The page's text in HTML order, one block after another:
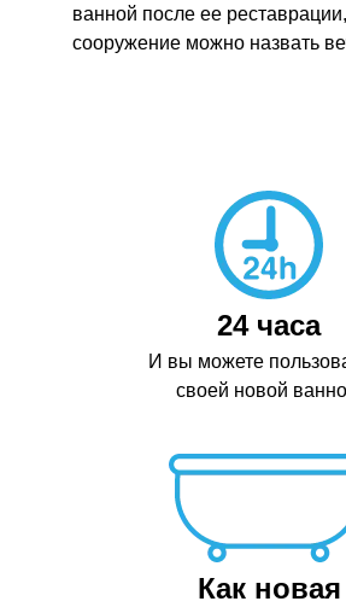
ванной после ее
сооружение можно назвать
24 часа
И вы можете
своей новой
Как новая